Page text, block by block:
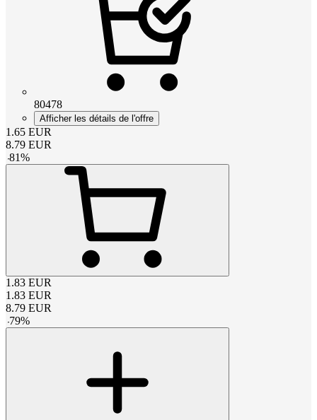
80478
Afficher les détails de l'offre
1.65 EUR
8.79 EUR
-81%
1.83 EUR
1.83 EUR
8.79 EUR
-79%